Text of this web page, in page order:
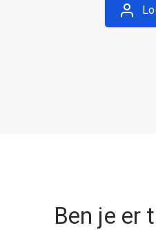
Ben je er